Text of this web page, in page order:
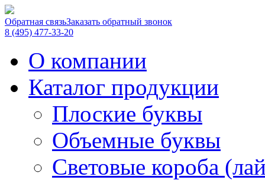
Обратная связьЗаказать обратный звонок
8 (495) 477-33-20
О компании
Каталог продукции
Плоские буквы
Объемные буквы
Световые короба